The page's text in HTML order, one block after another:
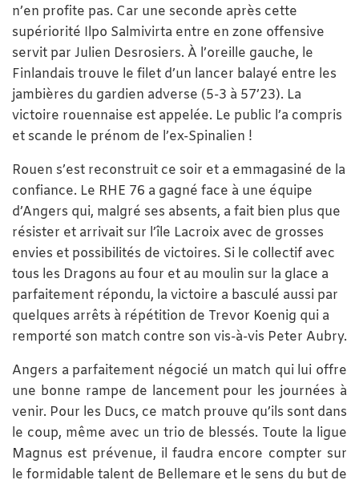
n’en profite pas. Car une seconde après cette
supériorité Ilpo Salmivirta entre en zone offensive
servit par Julien Desrosiers. À l’oreille gauche, le
Finlandais trouve le filet d’un lancer balayé entre les
jambières du gardien adverse (5-3 à 57’23). La
victoire rouennaise est appelée. Le public l’a compris
et scande le prénom de l’ex-Spinalien !
Rouen s’est reconstruit ce soir et a emmagasiné de la
confiance. Le RHE 76 a gagné face à une équipe
d’Angers qui, malgré ses absents, a fait bien plus que
résister et arrivait sur l’île Lacroix avec de grosses
envies et possibilités de victoires. Si le collectif avec
tous les Dragons au four et au moulin sur la glace a
parfaitement répondu, la victoire a basculé aussi par
quelques arrêts à répétition de Trevor Koenig qui a
remporté son match contre son vis-à-vis Peter Aubry.
Angers a parfaitement négocié un match qui lui offre
une bonne rampe de lancement pour les journées à
venir. Pour les Ducs, ce match prouve qu’ils sont dans
le coup, même avec un trio de blessés. Toute la ligue
Magnus est prévenue, il faudra encore compter sur
le formidable talent de Bellemare et le sens du but de